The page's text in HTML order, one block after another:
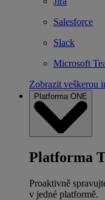
Salesforce
Slack
Microsoft
Zobrazit veškerou
Platforma ONE
Platforma
Proaktivně
v jedné platformě.